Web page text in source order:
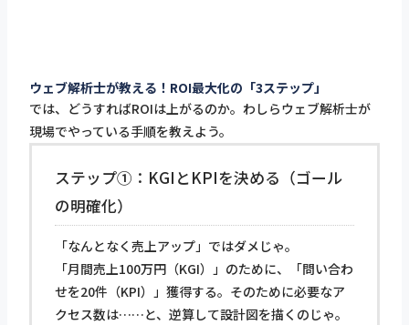
ウェブ解析士が教える！ROI最大化の「3ステップ」
では、どうすればROIは上がるのか。わしらウェブ解析士が
現場でやっている手順を教えよう。
ステップ①：KGIとKPIを決める（ゴール
の明確化）
「なんとなく売上アップ」ではダメじゃ。
「月間売上100万円（KGI）」のために、「問い合わ
せを20件（KPI）」獲得する。そのために必要なア
クセス数は……と、逆算して設計図を描くのじゃ。